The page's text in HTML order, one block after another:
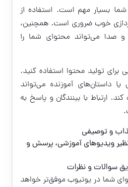
بسیار مهم است. استفاده از
خوب ضروری است. همچنین،
صدا می‌تواند محتوای شما را
برای تولید محتوا استفاده کنید.
داستان‌های آموزنده می‌تواند
ارتباط با بینندگان و پاسخ به
و توصیفی
ویدیوهای آموزشی، پرسش و
سوالات و نظرات
شما در یوتیوب موفق‌تر خواهد